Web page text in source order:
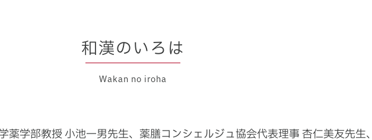
企業理念 会社概要
ブランドについて
ロクキョウ・アキョウとは
ロクキョウ＆アキョウ
和漢のいろは
Wakan no iroha
薬学部教授 小池一男先生、 薬膳コンシェルジュ協会代表理事 杏仁美友先生、